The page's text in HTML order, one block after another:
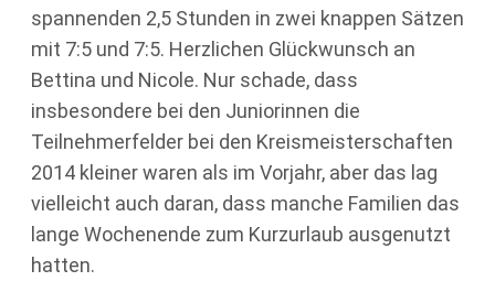
spannenden 2,5 Stunden in zwei knappen Sätzen
mit 7:5 und 7:5. Herzlichen Glückwunsch an
Bettina und Nicole. Nur schade, dass
insbesondere bei den Juniorinnen die
Teilnehmerfelder bei den Kreismeisterschaften
2014 kleiner waren als im Vorjahr, aber das lag
vielleicht auch daran, dass manche Familien das
lange Wochenende zum Kurzurlaub ausgenutzt
hatten.